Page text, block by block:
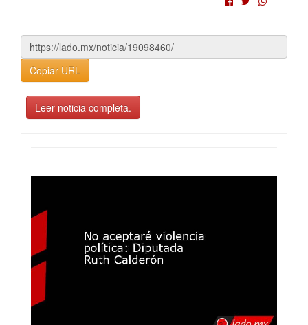
Copiar URL
Leer noticia completa.